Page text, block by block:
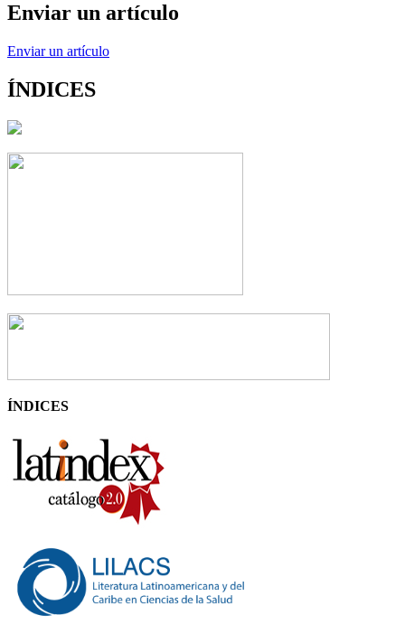
Enviar un artículo
Enviar un artículo
ÍNDICES
ÍNDICES